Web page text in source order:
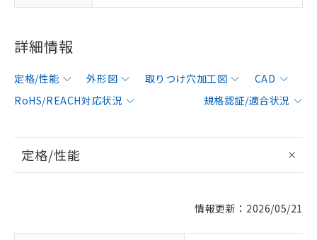
詳細情報
定格/性能 外形図 取りつけ穴加工図
CAD
RoHS/REACH対応状況
規格認証/適合状況
定格/性能
情報更新：2026/05/21